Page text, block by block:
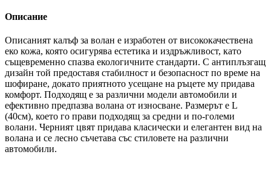
Описание
Описаният калъф за волан е изработен от висококачествена
еко кожа, която осигурява естетика и издръжливост, като
същевременно спазва екологичните стандарти. С антиплъзгащ
дизайн той предоставя стабилност и безопасност по време на
шофиране, докато приятното усещане на ръцете му придава
комфорт. Подходящ е за различни модели автомобили и
ефективно предпазва волана от износване. Размерът е L
(40см), което го прави подходящ за средни и по-големи
волани. Черният цвят придава класически и елегантен вид на
волана и се лесно съчетава със стиловете на различни
автомобили.